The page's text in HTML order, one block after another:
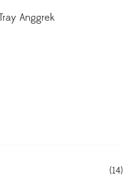
Anggrek
(14)